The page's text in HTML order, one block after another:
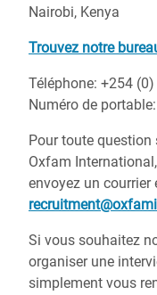
Nairobi, Kenya
Trouvez notre
Téléphone: +254
Numéro de
Pour toute question
Oxfam
envoyez un courrier
Si vous souhaitez
organiser une
simplement vous